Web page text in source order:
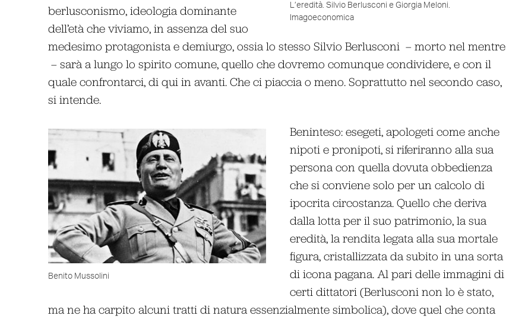
L’eredità. Silvio Berlusconi e Giorgia Meloni.
Imagoeconomica
berlusconismo, ideologia dominante
dell’età che viviamo, in assenza del suo
medesimo protagonista e demiurgo, ossia lo stesso Silvio Berlusconi – morto nel mentre
– sarà a lungo lo spirito comune, quello che dovremo comunque condividere, e con il
quale confrontarci, di qui in avanti. Che ci piaccia o meno. Soprattutto nel secondo caso,
si intende.
Benito Mussolini
Beninteso: esegeti, apologeti come anche
nipoti e pronipoti, si riferiranno alla sua
persona con quella dovuta obbedienza
che si conviene solo per un calcolo di
ipocrita circostanza. Quello che deriva
dalla lotta per il suo patrimonio, la sua
eredità, la rendita legata alla sua mortale
figura, cristallizzata da subito in una sorta
di icona pagana. Al pari delle immagini di
certi dittatori (Berlusconi non lo è stato,
ma ne ha carpito alcuni tratti di natura essenzialmente simbolica), dove quel che conta